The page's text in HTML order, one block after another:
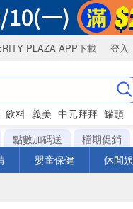
PLAZA APP下載 登入
飲料 義美 中元拜拜 罐頭
點數加碼送 檔期促銷
嬰童保健 休閒